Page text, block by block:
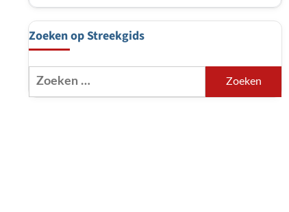
Zoeken op Streekgids
Zoeken
naar: